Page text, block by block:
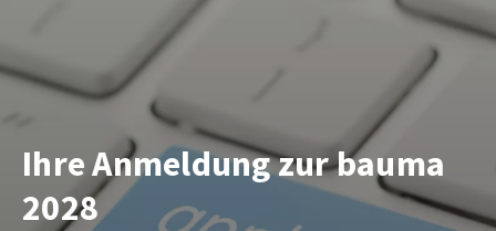
Ihre Anmeldung zur bauma
2028